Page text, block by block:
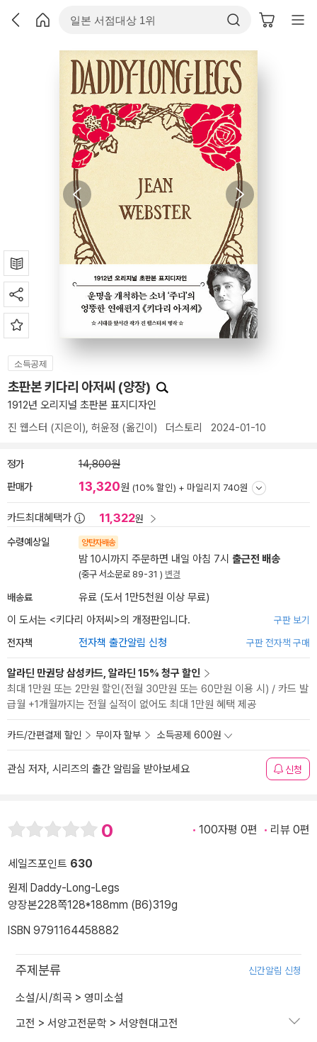
소득공제
초판본 키다리 아저씨 (양장)
1912년 오리지널 초판본 표지디자인
진 웹스터 (지은이), 허윤정 (옮긴이) 더스토리 2024-01-10
정가 14,800원
판매가 13,320원 (10% 할인) + 마일리지 740원
카드최대혜택가 11,322원
수령예상일 양탄자배송
밤 10시까지 주문하면 내일 아침 7시 출근전 배송
(중구 서소문로 89-31 ) 변경
배송료
유료 (도서 1만5천원 이상 무료)
이 도서는 <키다리 아저씨 >의 개정판입니다. 구판 보기
전자책 전자책 출간알림 신청 구판 전자책 구매
알라딘 만권당 삼성카드, 알라딘 15% 청구 할인
최대 1만원 또는 2만원 할인(전월 30만원 또는 60만원 이용 시) / 카드 발
급월 +1개월까지는 전월 실적이 없어도 최대 1만원 혜택 제공
카드/간편결제 할인 무이자 할부 소득공제 600원
관심 저자, 시리즈의 출간 알림을 받아보세요 신청
0 100자평 0편 리뷰 0편
세일즈포인트 630
원제 Daddy-Long-Legs
양장본228쪽128*188mm (B6)319g
ISBN 9791164458882
주제분류 신간알림 신청
소설/시/희곡 > 영미소설
고전 > 서양고전문학 > 서양현대고전